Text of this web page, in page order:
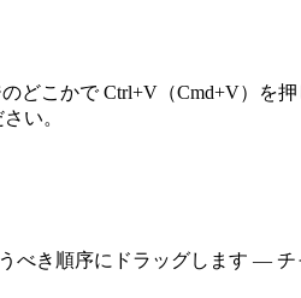
どこかで Ctrl+V（Cmd+V）
い。
べき順序にドラッグします —